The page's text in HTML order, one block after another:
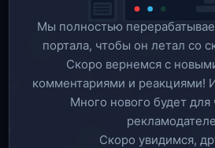
Мы полностью
портала, чтобы он летал со
Скоро вернемся c
комментариями и реакциями!
Много нового будет для
Скоро увидимся,